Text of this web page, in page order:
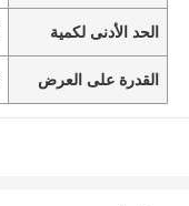
الحد الأدنى لكمية
القدرة على العرض